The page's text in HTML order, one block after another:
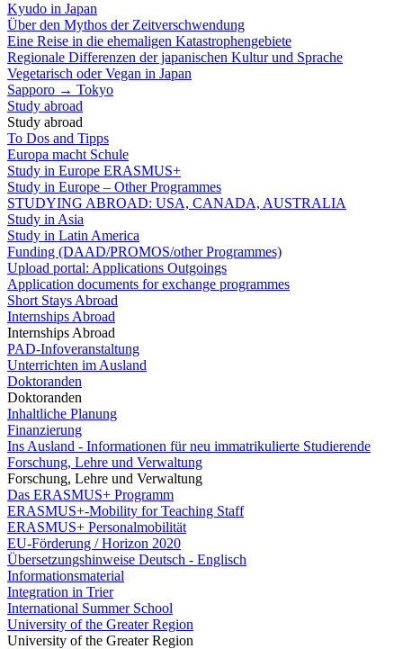
Kyudo in Japan
Über den Mythos der Zeitverschwendung
Eine Reise in die ehemaligen Katastrophengebiete
Regionale Differenzen der japanischen Kultur und Sprache
Vegetarisch oder Vegan in Japan
Sapporo → Tokyo
Study abroad
Study abroad
To Dos and Tipps
Europa macht Schule
Study in Europe ERASMUS+
Study in Europe – Other Programmes
STUDYING ABROAD: USA, CANADA, AUSTRALIA
Study in Asia
Study in Latin America
Funding (DAAD/PROMOS/other Programmes)
Upload portal: Applications Outgoings
Application documents for exchange programmes
Short Stays Abroad
Internships Abroad
Internships Abroad
PAD-Infoveranstaltung
Unterrichten im Ausland
Doktoranden
Doktoranden
Inhaltliche Planung
Finanzierung
Ins Ausland - Informationen für neu immatrikulierte Studierende
Forschung, Lehre und Verwaltung
Forschung, Lehre und Verwaltung
Das ERASMUS+ Programm
ERASMUS+-Mobility for Teaching Staff
ERASMUS+ Personalmobilität
EU-Förderung / Horizon 2020
Übersetzungshinweise Deutsch - Englisch
Informationsmaterial
Integration in Trier
International Summer School
University of the Greater Region
University of the Greater Region